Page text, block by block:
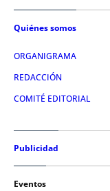
Quiénes somos
ORGANIGRAMA
REDACCIÓN
COMITÉ EDITORIAL
Publicidad
Eventos